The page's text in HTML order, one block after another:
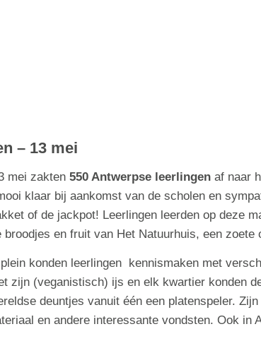
– 13 mei
mei zakten 550 Antwerpse leerlingen af naar
klaar bij aankomst van de scholen en
of de jackpot! Leerlingen leerden op deze
broodjes en fruit van Het Natuurhuis, een
konden leerlingen kennismaken met
zijn (veganistisch) ijs en elk kwartier konden
deuntjes vanuit één een platenspeler.
en andere interessante vondsten. Ook in